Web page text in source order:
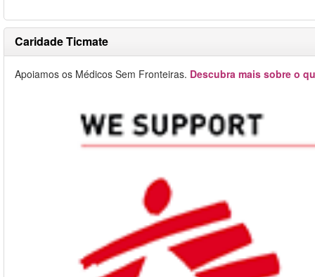
Caridade Ticmate
Apoiamos os Médicos Sem Fronteiras. Descubra mais sobre o